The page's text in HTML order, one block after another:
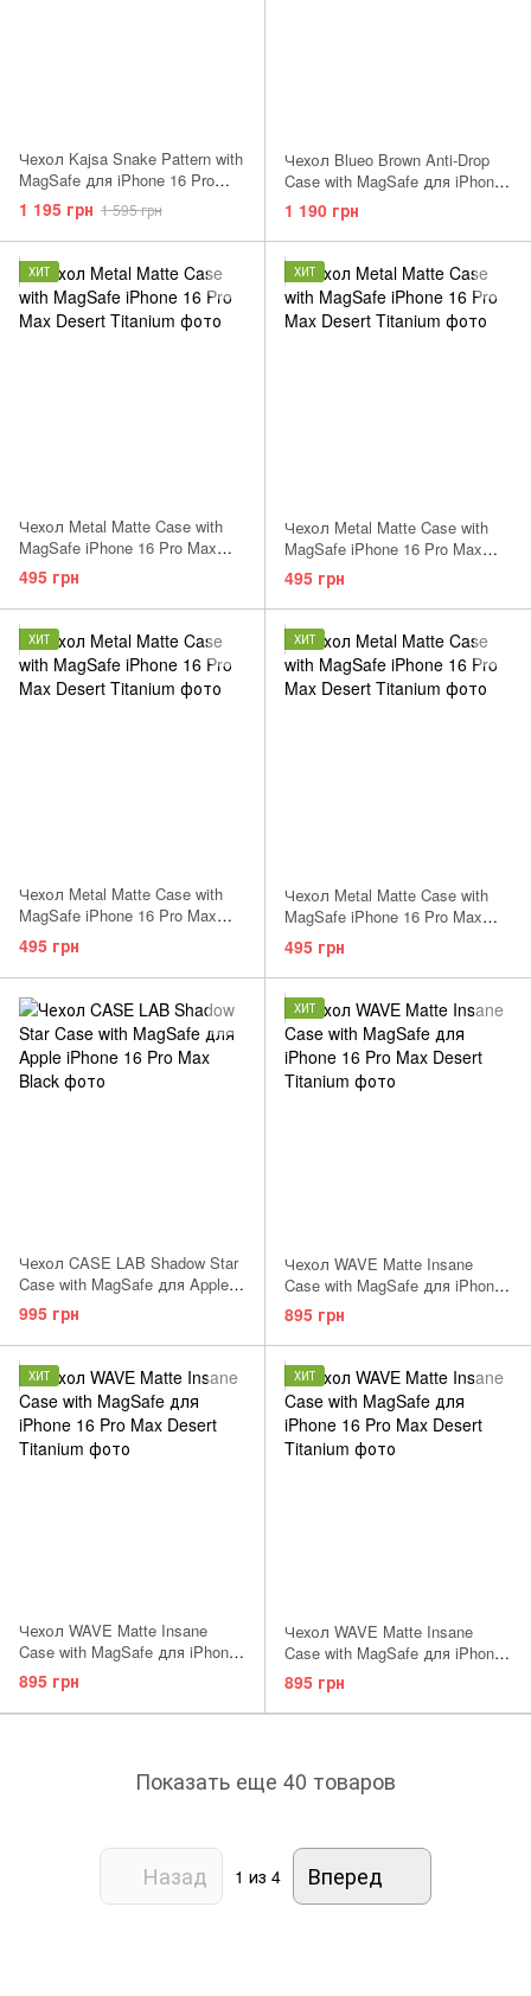
Чeхол Kajsa Snake Pattern with
MagSafe для iPhone 16 Pro
Max Black
1 195 грн 1 595 грн
Чехол Blueo Brown Anti-Drop
Case with MagSafe для iPhone
16 Pro Max Black
1 190 грн
ХИТ
Чехол Metal Matte Case with
MagSafe iPhone 16 Pro Max
Desert Titanium
495 грн
ХИТ
Чехол Metal Matte Case with
MagSafe iPhone 16 Pro Max
Black Titanium
495 грн
ХИТ
Чехол Metal Matte Case with
MagSafe iPhone 16 Pro Max
Natural Titanium
495 грн
ХИТ
Чехол Metal Matte Case with
MagSafe iPhone 16 Pro Max
White Titanium
495 грн
Чехол CASE LAB Shadow Star
Case with MagSafe для Apple
iPhone 16 Pro Max Desert gold
995 грн
ХИТ
Чехол WAVE Matte Insane
Case with MagSafe для iPhone
16 Pro Max Gray
895 грн
ХИТ
Чехол WAVE Matte Insane
Case with MagSafe для iPhone
16 Pro Max Green
895 грн
ХИТ
Чехол WAVE Matte Insane
Case with MagSafe для iPhone
16 Pro Max Midnight blue
895 грн
Показать еще 40 товаров
Назад 1 из 4 Вперед